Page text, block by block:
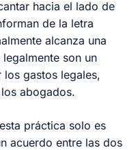
hacia el lado de
de la letra
alcanza una
son un
gastos legales,
abogados.
práctica solo es
acuerdo entre las dos